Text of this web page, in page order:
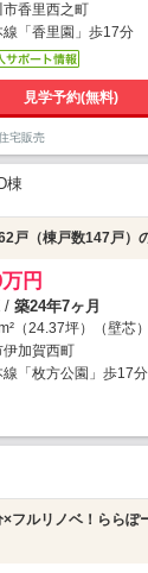
市香里西之町
線「香里園」歩17分
見学予約(無料)
宅販売
棟
戸（棟戸数147戸）
円
/ 築24年7ヶ月
（24.37坪）（壁芯）
伊加賀西町
線「枚方公園」歩17分
×フルリノベ！らら